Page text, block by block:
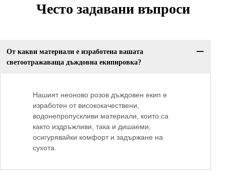
Често задавани въпроси
От какви материали е изработена вашата
светоотражаваща дъждовна екипировка?
Нашият неоново розов дъждовен екип е
изработен от висококачествени,
водонепропускливи материали, които са
както издръжливи, така и дишаеми,
осигурявайки комфорт и задържане на
сухота.